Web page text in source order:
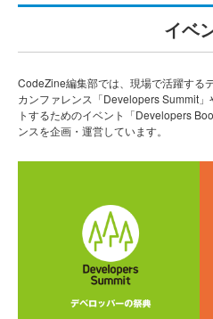
イベ
CodeZine編集部では、現場で活躍する
カンファレンス「Developers Summit
トするためのイベント「Developers
ンスを企画・運営しています。